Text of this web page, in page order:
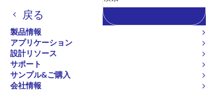
戻る
製品情報
アプリケーション
設計リソース
サポート
サンプル&ご購入
会社情報
く
ず
UPD70F3935GJA-GAE-G
32 ビットマイクロコントローラ
V850E/SJ3-H, V850E/SK3-H ユーザーズマニュ
アル ハードウェア編
V850E/Sx3-H に関するすべての情報